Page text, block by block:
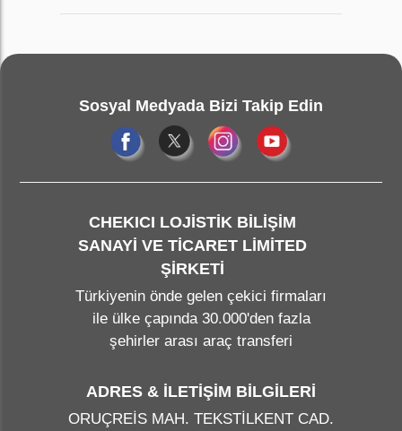
Sosyal Medyada Bizi Takip Edin
CHEKICI LOJİSTİK BİLİŞİM
SANAYİ VE TİCARET LİMİTED
ŞİRKETİ
Türkiyenin önde gelen çekici firmaları
ile ülke çapında 30.000'den fazla
şehirler arası araç transferi
ADRES & İLETİŞİM BİLGİLERİ
ORUÇREİS MAH. TEKSTİLKENT CAD.